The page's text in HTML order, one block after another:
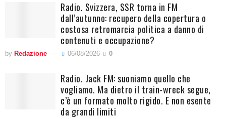
Radio. Svizzera, SSR torna in FM
dall’autunno: recupero della copertura o
costosa retromarcia politica a danno di
contenuti e occupazione?
by Redazione 06/08/2026 0
Radio. Jack FM: suoniamo quello che
vogliamo. Ma dietro il train-wreck segue,
c’è un formato molto rigido. E non esente
da grandi limiti